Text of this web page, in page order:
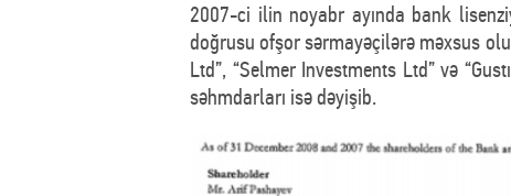
2007-ci ilin noyabr ayında bank
doğrusu ofşor sərmayəçilərə məxsus
Ltd”, “Selmer Investments Ltd” və
səhmdarları isə dəyişib.